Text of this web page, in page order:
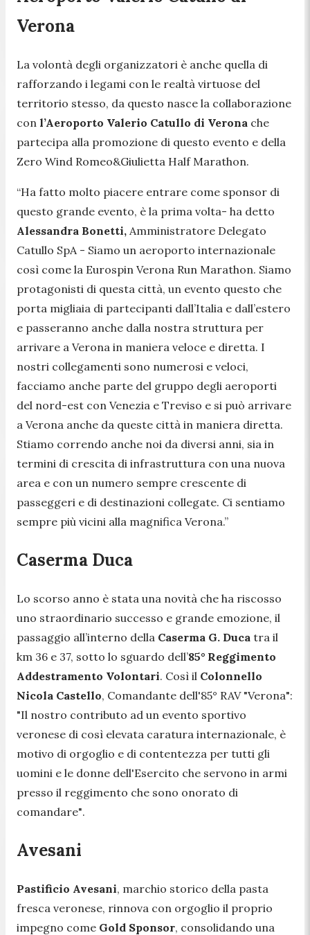
Verona
La volontà degli organizzatori è anche quella di
rafforzando i legami con le realtà virtuose del
territorio stesso, da questo nasce la collaborazione
con l’Aeroporto Valerio Catullo di Verona che
partecipa alla promozione di questo evento e della
Zero Wind Romeo&Giulietta Half Marathon.
“Ha fatto molto piacere entrare come sponsor di
questo grande evento, è la prima volta- ha detto
Alessandra Bonetti, Amministratore Delegato
Catullo SpA- Siamo un aeroporto internazionale
così come la Eurospin Verona Run Marathon. Siamo
protagonisti di questa città, un evento questo che
porta migliaia di partecipanti dall’Italia e dall’estero
e passeranno anche dalla nostra struttura per
arrivare a Verona in maniera veloce e diretta. I
nostri collegamenti sono numerosi e veloci,
facciamo anche parte del gruppo degli aeroporti
del nord-est con Venezia e Treviso e si può arrivare
a Verona anche da queste città in maniera diretta.
Stiamo correndo anche noi da diversi anni, sia in
termini di crescita di infrastruttura con una nuova
area e con un numero sempre crescente di
passeggeri e di destinazioni collegate. Ci sentiamo
sempre più vicini alla magnifica Verona.”
Caserma Duca
Lo scorso anno è stata una novità che ha riscosso
uno straordinario successo e grande emozione, il
passaggio all’interno della Caserma G. Duca tra il
km 36 e 37, sotto lo sguardo dell’85° Reggimento
Addestramento Volontari. Così il Colonnello
Nicola Castello, Comandante dell'85° RAV "Verona":
"Il nostro contributo ad un evento sportivo
veronese di così elevata caratura internazionale, è
motivo di orgoglio e di contentezza per tutti gli
uomini e le donne dell'Esercito che servono in armi
presso il reggimento che sono onorato di
comandare".
Avesani
Pastificio Avesani, marchio storico della pasta
fresca veronese, rinnova con orgoglio il proprio
impegno come Gold Sponsor, consolidando una